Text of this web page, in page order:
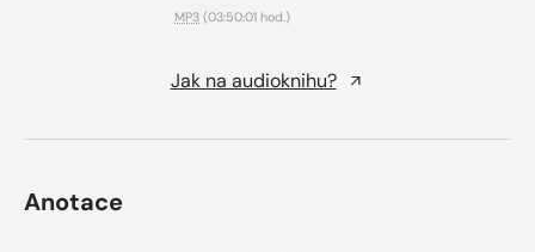
MP3 (03:50:01 hod.)
Jak na audioknihu?
Anotace